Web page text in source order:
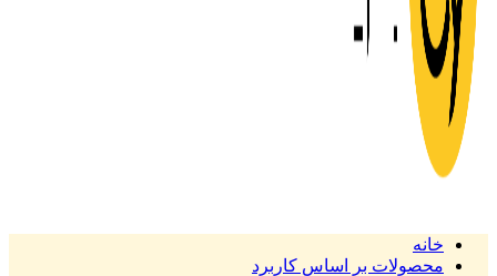
خانه
محصولات بر اساس کاربرد